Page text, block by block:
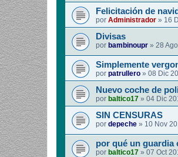
Felicitación de
por Administrador » 16
Divisas
por bambinoupr » 28
Simplemente
por patrullero » 08 Dic
Nuevo coche de
por baltico17 » 04 Dic
SIN CENSURAS
por depeche » 10 Nov
por qué un guardia
por baltico17 » 07 Oct